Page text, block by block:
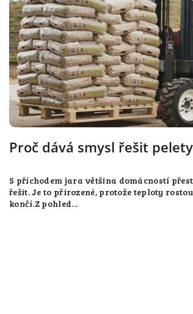
Proč dává smysl řešit
S příchodem jara většina domácností
řešit. Je to přirozené, protože teploty
končí.Z pohled...